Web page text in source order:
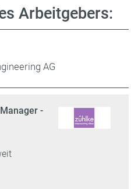
Arbeitgebers:
AG
-